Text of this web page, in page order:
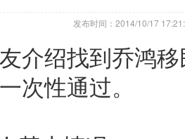
发布时间：2014/10/17
介绍找到乔鸿
次性通过。